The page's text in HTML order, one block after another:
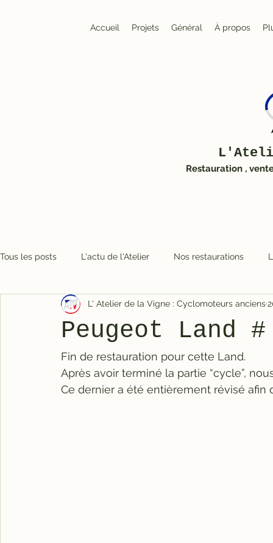
Accueil Projets Général À propos
Restauration ,
Tous les posts L'actu de l'Atelier Nos restaurations
Peugeot Land
L' Atelier de la Vigne : Cyclomoteurs anciens
Fin de restauration pour cette Land.
Après avoir terminé la partie “cycle”,
Ce dernier a été entièrement révisé afin